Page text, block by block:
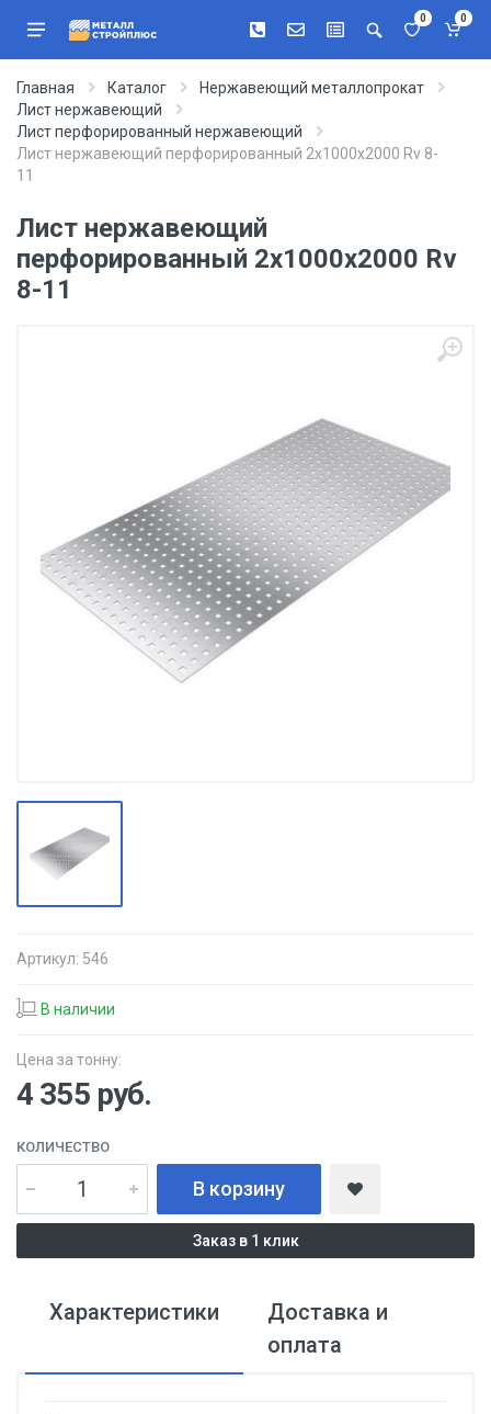
0 0
Главная Каталог
Нержавеющий металлопрокат
Лист нержавеющий
Лист перфорированный нержавеющий
Лист нержавеющий перфорированный 2х1000х2000 Rv 8-
11
Лист нержавеющий
перфорированный 2х1000х2000 Rv
8-11
Артикул: 546
В наличии
Цена за тонну:
4 355 руб.
КОЛИЧЕСТВО
В корзину
Заказ в 1 клик
Характеристики
Доставка и
оплата